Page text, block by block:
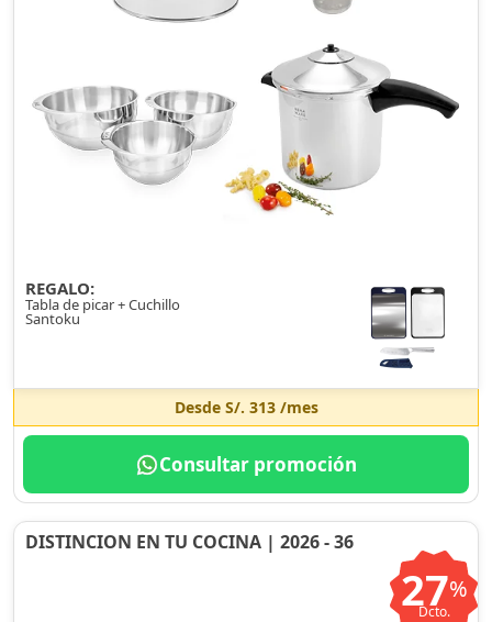
REGALO:
Tabla de picar + Cuchillo
Santoku
Desde S/. 313/mes
Consultar promoción
DISTINCION EN TU COCINA | 2026 - 36
27%
Dcto.